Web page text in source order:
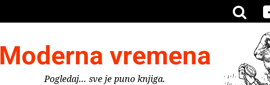
Moderna vremena
Pogledaj... sve je puno knjiga.